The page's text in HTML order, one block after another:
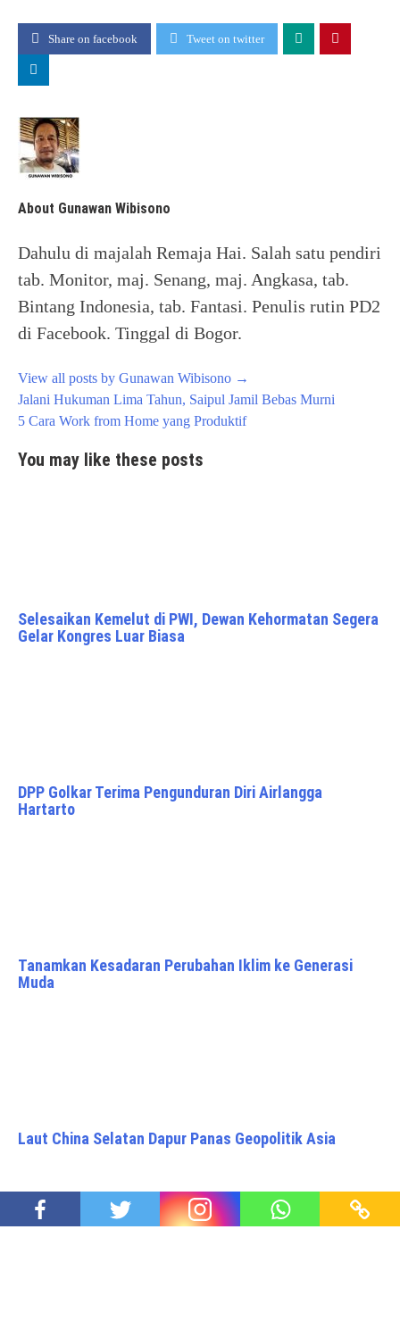
Share on facebook Tweet on twitter
About Gunawan Wibisono
Dahulu di majalah Remaja Hai. Salah satu pendiri
tab. Monitor, maj. Senang, maj. Angkasa, tab.
Bintang Indonesia, tab. Fantasi. Penulis rutin PD2
di Facebook. Tinggal di Bogor.
View all posts by Gunawan Wibisono →
Post
navigation
Jalani Hukuman Lima Tahun, Saipul Jamil Bebas Murni
5 Cara Work from Home yang Produktif
You may like these posts
Selesaikan Kemelut di PWI, Dewan Kehormatan Segera
Gelar Kongres Luar Biasa
DPP Golkar Terima Pengunduran Diri Airlangga
Hartarto
Tanamkan Kesadaran Perubahan Iklim ke Generasi
Muda
Laut China Selatan Dapur Panas Geopolitik Asia